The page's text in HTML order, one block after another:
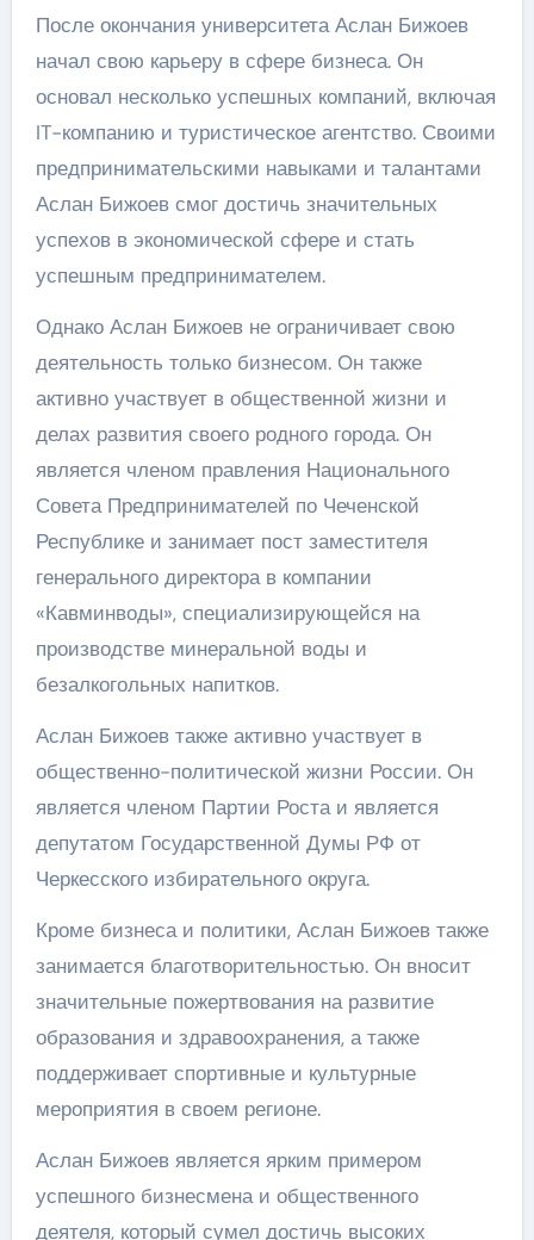
После окончания университета Аслан Бижоев
начал свою карьеру в сфере бизнеса. Он
основал несколько успешных компаний, включая
IT-компанию и туристическое агентство. Своими
предпринимательскими навыками и талантами
Аслан Бижоев смог достичь значительных
успехов в экономической сфере и стать
успешным предпринимателем.
Однако Аслан Бижоев не ограничивает свою
деятельность только бизнесом. Он также
активно участвует в общественной жизни и
делах развития своего родного города. Он
является членом правления Национального
Совета Предпринимателей по Чеченской
Республике и занимает пост заместителя
генерального директора в компании
«Кавминводы», специализирующейся на
производстве минеральной воды и
безалкогольных напитков.
Аслан Бижоев также активно участвует в
общественно-политической жизни России. Он
является членом Партии Роста и является
депутатом Государственной Думы РФ от
Черкесского избирательного округа.
Кроме бизнеса и политики, Аслан Бижоев также
занимается благотворительностью. Он вносит
значительные пожертвования на развитие
образования и здравоохранения, а также
поддерживает спортивные и культурные
мероприятия в своем регионе.
Аслан Бижоев является ярким примером
успешного бизнесмена и общественного
деятеля, который сумел достичь высоких